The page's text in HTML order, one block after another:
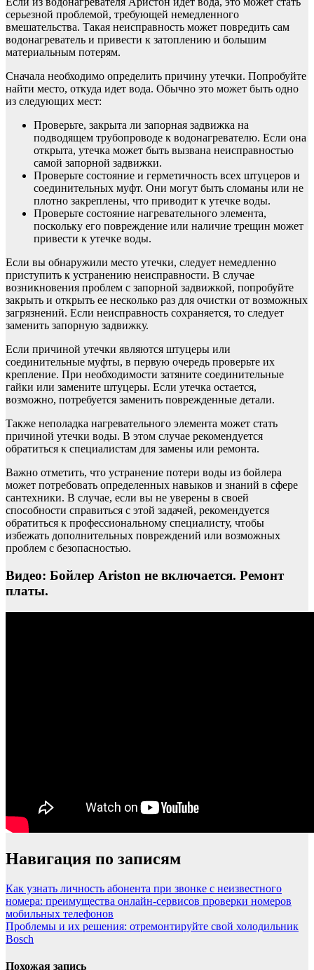
серьезной проблемой, требующей немедленного
вмешательства. Такая неисправность может повредить сам
водонагреватель и привести к затоплению и большим
материальным потерям.
Сначала необходимо определить причину утечки. Попробуйте
найти место, откуда идет вода. Обычно это может быть одно
из следующих мест:
Проверьте, закрыта ли запорная задвижка на
подводящем трубопроводе к водонагревателю. Если она
открыта, утечка может быть вызвана неисправностью
самой запорной задвижки.
Проверьте состояние и герметичность всех штуцеров и
соединительных муфт. Они могут быть сломаны или не
плотно закреплены, что приводит к утечке воды.
Проверьте состояние нагревательного элемента,
поскольку его повреждение или наличие трещин может
привести к утечке воды.
Если вы обнаружили место утечки, следует немедленно
приступить к устранению неисправности. В случае
возникновения проблем с запорной задвижкой, попробуйте
закрыть и открыть ее несколько раз для очистки от возможных
загрязнений. Если неисправность сохраняется, то следует
заменить запорную задвижку.
Если причиной утечки являются штуцеры или
соединительные муфты, в первую очередь проверьте их
крепление. При необходимости затяните соединительные
гайки или замените штуцеры. Если утечка остается,
возможно, потребуется заменить поврежденные детали.
Также неполадка нагревательного элемента может стать
причиной утечки воды. В этом случае рекомендуется
обратиться к специалистам для замены или ремонта.
Важно отметить, что устранение потери воды из бойлера
может потребовать определенных навыков и знаний в сфере
сантехники. В случае, если вы не уверены в своей
способности справиться с этой задачей, рекомендуется
обратиться к профессиональному специалисту, чтобы
избежать дополнительных повреждений или возможных
проблем с безопасностью.
Видео: Бойлер Ariston не включается. Ремонт
платы.
Навигация по записям
Как узнать личность абонента при звонке с неизвестного
номера: преимущества онлайн-сервисов проверки номеров
мобильных телефонов
Проблемы и их решения: отремонтируйте свой холодильник
Bosch
Похожая запись